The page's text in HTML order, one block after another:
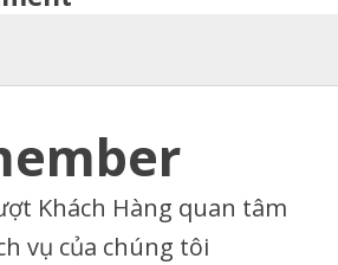
Khách Hàng quan tâm
vụ của chúng tôi